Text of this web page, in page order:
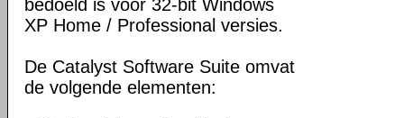
bedoeld is voor 32-bit Windows
XP Home / Professional versies.
De Catalyst Software Suite omvat
de volgende elementen: